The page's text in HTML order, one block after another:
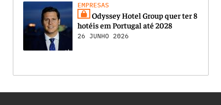
EMPRESAS
Odyssey Hotel Group quer ter 8
hotéis em Portugal até 2028
26 JUNHO 2026